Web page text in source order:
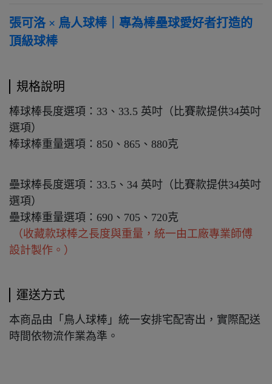
張可洛 × 鳥人球棒｜專為棒壘球愛好者打造的
頂級球棒
規格說明
棒球棒長度選項：33、33.5 英吋（比賽款提供34英吋
選項）
棒球棒重量選項：850、865、880克
壘球棒長度選項：33.5、34 英吋（比賽款提供34英吋
選項）
壘球棒重量選項：690、705、720克
（收藏款球棒之長度與重量，統一由工廠專業師傅
設計製作。）
運送方式
本商品由「鳥人球棒」統一安排宅配寄出，實際配送
時間依物流作業為準。